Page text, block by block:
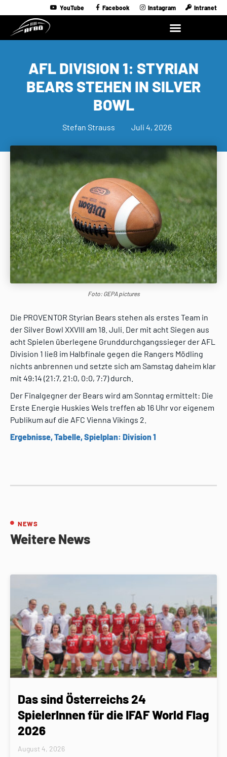
YouTube Facebook Instagram Intranet
AFL DIVISION 1: STYRIAN
BEARS STEHEN IN SILVER
BOWL
Stefan Strauss Juli 4, 2026
Foto: GEPA pictures
Die PROVENTOR Styrian Bears stehen als erstes Team in
der Silver Bowl XXVIII am 18. Juli. Der mit acht Siegen aus
acht Spielen überlegene Grunddurchgangssieger der AFL
Division 1 ließ im Halbfinale gegen die Rangers Mödling
nichts anbrennen und setzte sich am Samstag daheim klar
mit 49:14 (21:7, 21:0, 0:0, 7:7) durch.
Der Finalgegner der Bears wird am Sonntag ermittelt: Die
Erste Energie Huskies Wels treffen ab 16 Uhr vor eigenem
Publikum auf die AFC Vienna Vikings 2.
Ergebnisse, Tabelle, Spielplan: Division 1
NEWS
Weitere News
Das sind Österreichs 24
SpielerInnen für die IFAF World Flag
2026
August 4, 2026